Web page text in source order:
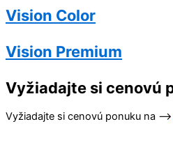
Vision Color
Vision Premium
Vyžiadajte si cenovú
Vyžiadajte si cenovú ponuku na –>